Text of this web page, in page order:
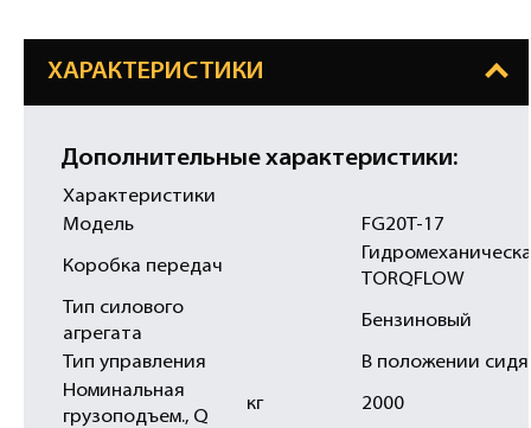
ХАРАКТЕРИСТИКИ
Дополнительные характеристики:
Характеристики
Модель
FG20T-17
Коробка передач
TORQFLOW
Тип силового
агрегата
Бензиновый
Тип управления
В положении сидя
Номинальная
грузоподъем., Q
кг 2000